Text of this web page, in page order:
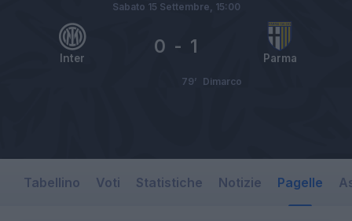
Inter Parma
0 - 1
Sabato 15 Settembre, 15:00
Dimarco
79’
Tabellino Voti Statistiche Notizie Pagelle